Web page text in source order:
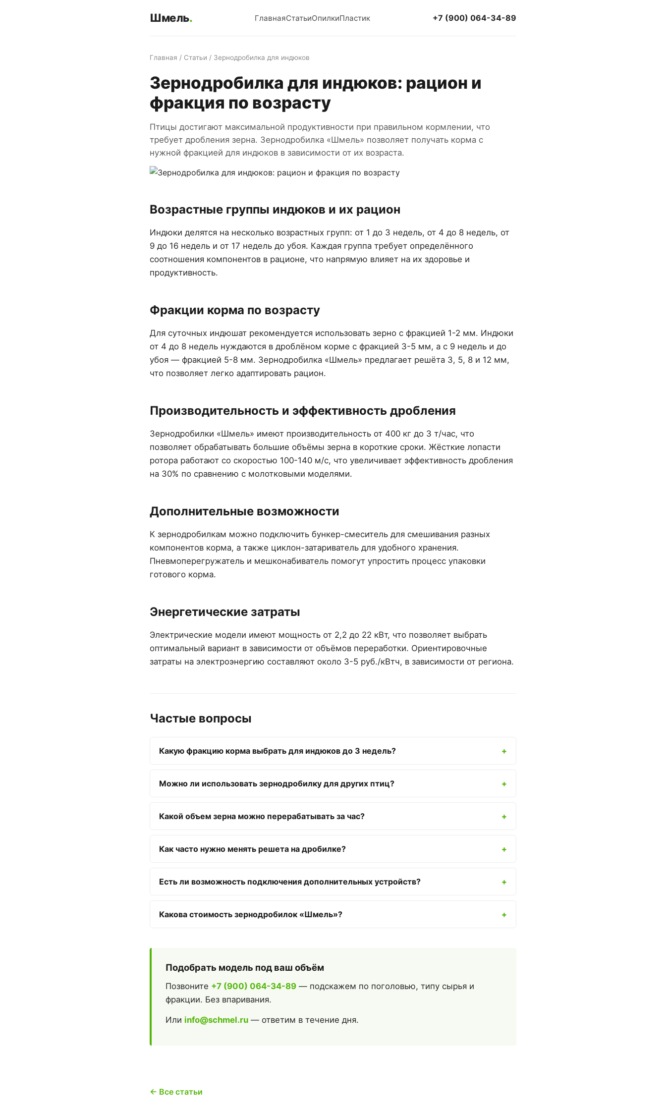
Шмель. ГлавнаяСтатьиОпилкиПластик +7 (900) 064-34-89
Главная / Статьи / Зернодробилка для индюков
Зернодробилка для индюков: рацион и
фракция по возрасту
Птицы достигают максимальной продуктивности при правильном кормлении, что
требует дробления зерна. Зернодробилка «Шмель» позволяет получать корма с
нужной фракцией для индюков в зависимости от их возраста.
Возрастные группы индюков и их рацион
Индюки делятся на несколько возрастных групп: от 1 до 3 недель, от 4 до 8 недель, от
9 до 16 недель и от 17 недель до убоя. Каждая группа требует определённого
соотношения компонентов в рационе, что напрямую влияет на их здоровье и
продуктивность.
Фракции корма по возрасту
Для суточных индюшат рекомендуется использовать зерно с фракцией 1-2 мм. Индюки
от 4 до 8 недель нуждаются в дроблёном корме с фракцией 3-5 мм, а с 9 недель и до
убоя — фракцией 5-8 мм. Зернодробилка «Шмель» предлагает решёта 3, 5, 8 и 12 мм,
что позволяет легко адаптировать рацион.
Производительность и эффективность дробления
Зернодробилки «Шмель» имеют производительность от 400 кг до 3 т/час, что
позволяет обрабатывать большие объёмы зерна в короткие сроки. Жёсткие лопасти
ротора работают со скоростью 100-140 м/с, что увеличивает эффективность дробления
на 30% по сравнению с молотковыми моделями.
Дополнительные возможности
К зернодробилкам можно подключить бункер-смеситель для смешивания разных
компонентов корма, а также циклон-затариватель для удобного хранения.
Пневмоперегружатель и мешконабиватель помогут упростить процесс упаковки
готового корма.
Энергетические затраты
Электрические модели имеют мощность от 2,2 до 22 кВт, что позволяет выбрать
оптимальный вариант в зависимости от объёмов переработки. Ориентировочные
затраты на электроэнергию составляют около 3-5 руб./кВтч, в зависимости от региона.
Частые вопросы
Какую фракцию корма выбрать для индюков до 3 недель?
Можно ли использовать зернодробилку для других птиц?
Какой объем зерна можно перерабатывать за час?
Как часто нужно менять решета на дробилке?
Есть ли возможность подключения дополнительных устройств?
Какова стоимость зернодробилок «Шмель»?
Подобрать модель под ваш объём
Позвоните +7 (900) 064-34-89 — подскажем по поголовью, типу сырья и
фракции. Без впаривания.
Или info@schmel.ru — ответим в течение дня.
← Все статьи